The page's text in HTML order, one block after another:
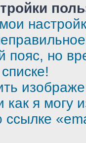
пояс, но
как я могу